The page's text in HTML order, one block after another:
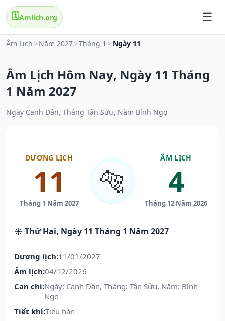
🗓️Amlich.org
Âm Lịch > Năm 2027>Tháng 1 > Ngày 11
Âm Lịch Hôm Nay, Ngày 11 Tháng
1 Năm 2027
Ngày Canh Dần, Tháng Tân Sửu, Năm Bính Ngọ
DƯƠNG LỊCH
11
Tháng 1 Năm 2027
🐅
ÂM LỊCH
4
Tháng 12 Năm 2026
☀️ Thứ Hai, Ngày 11 Tháng 1 Năm 2027
Dương lịch:11/01/2027
Âm lịch:04/12/2026
Can chi:Ngày: Canh Dần, Tháng: Tân Sửu, Năm: Bính
Ngọ
Tiết khí:Tiểu hàn